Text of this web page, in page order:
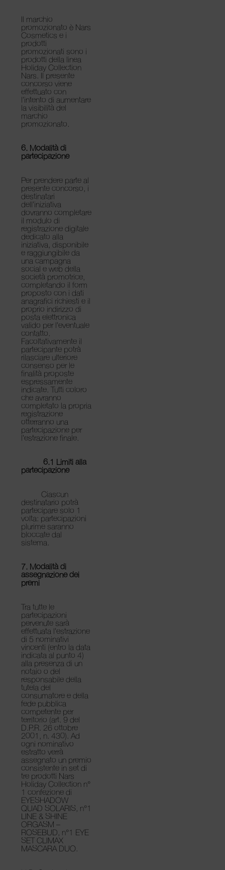
Il marchio
promozionato è Nars
Cosmetics e i
prodotti
promozionati sono i
prodotti della linea
Holiday Collection
Nars. Il presente
concorso viene
effettuato con
l’intento di aumentare
la visibilità del
marchio
promozionato.
6. Modalità di
partecipazione
Per prendere parte al
presente concorso, i
destinatari
dell’iniziativa
dovranno completare
il modulo di
registrazione digitale
dedicato alla
iniziativa, disponibile
e raggiungibile da
una campagna
social e web della
società promotrice,
completando il form
proposto con i dati
anagrafici richiesti e il
proprio indirizzo di
posta elettronica
valido per l’eventuale
contatto.
Facoltativamente il
partecipante potrà
rilasciare ulteriore
consenso per le
finalità proposte
espressamente
indicate. Tutti coloro
che avranno
completato la propria
registrazione
otterranno una
partecipazione per
l’estrazione finale.
6.1 Limiti alla
partecipazione
Ciascun
destinatario potrà
partecipare solo 1
volta: partecipazioni
plurime saranno
bloccate dal
sistema.
7. Modalità di
assegnazione dei
premi
Tra tutte le
partecipazioni
pervenute sarà
effettuata l’estrazione
di 5 nominativi
vincenti (entro la data
indicata al punto 4)
alla presenza di un
notaio o del
responsabile della
tutela del
consumatore e della
fede pubblica
competente per
territorio (art. 9 del
D.P.R. 26 ottobre
2001, n. 430). Ad
ogni nominativo
estratto verrà
assegnato un premio
consistente in set di
tre prodotti Nars
Holiday Collection n°
1 confezione di
EYESHADOW
QUAD SOLARIS, n°1
LINE & SHINE
ORGASM –
ROSEBUD, n°1 EYE
SET CLIMAX
MASCARA DUO.